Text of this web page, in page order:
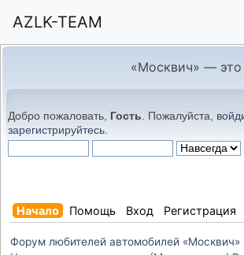
AZLK-TEAM
«Москвич» —
Добро пожаловать, Гость . Пожалуйста,
зарегистрируйтесь
Начало Помощь Вход Регистрация
Форум любителей автомобилей «Москвич»